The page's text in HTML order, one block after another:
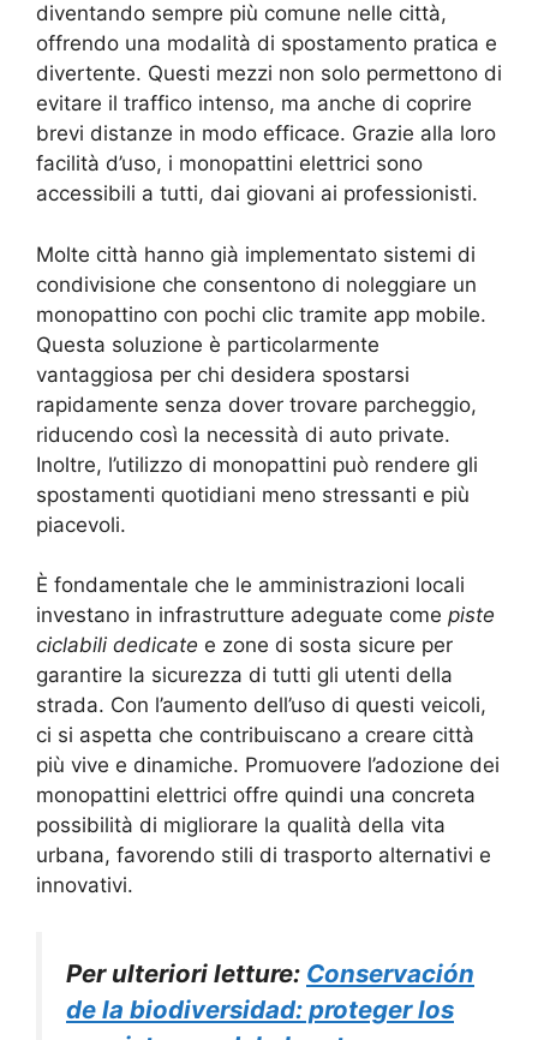
diventando sempre più comune nelle città,
offrendo una modalità di spostamento pratica e
divertente. Questi mezzi non solo permettono di
evitare il traffico intenso, ma anche di coprire
brevi distanze in modo efficace. Grazie alla loro
facilità d’uso, i monopattini elettrici sono
accessibili a tutti, dai giovani ai professionisti.
Molte città hanno già implementato sistemi di
condivisione che consentono di noleggiare un
monopattino con pochi clic tramite app mobile.
Questa soluzione è particolarmente
vantaggiosa per chi desidera spostarsi
rapidamente senza dover trovare parcheggio,
riducendo così la necessità di auto private.
Inoltre, l’utilizzo di monopattini può rendere gli
spostamenti quotidiani meno stressanti e più
piacevoli.
È fondamentale che le amministrazioni locali
investano in infrastrutture adeguate come piste
ciclabili dedicate e zone di sosta sicure per
garantire la sicurezza di tutti gli utenti della
strada. Con l’aumento dell’uso di questi veicoli,
ci si aspetta che contribuiscano a creare città
più vive e dinamiche. Promuovere l’adozione dei
monopattini elettrici offre quindi una concreta
possibilità di migliorare la qualità della vita
urbana, favorendo stili di trasporto alternativi e
innovativi.
Per ulteriori letture: Conservación
de la biodiversidad: proteger los